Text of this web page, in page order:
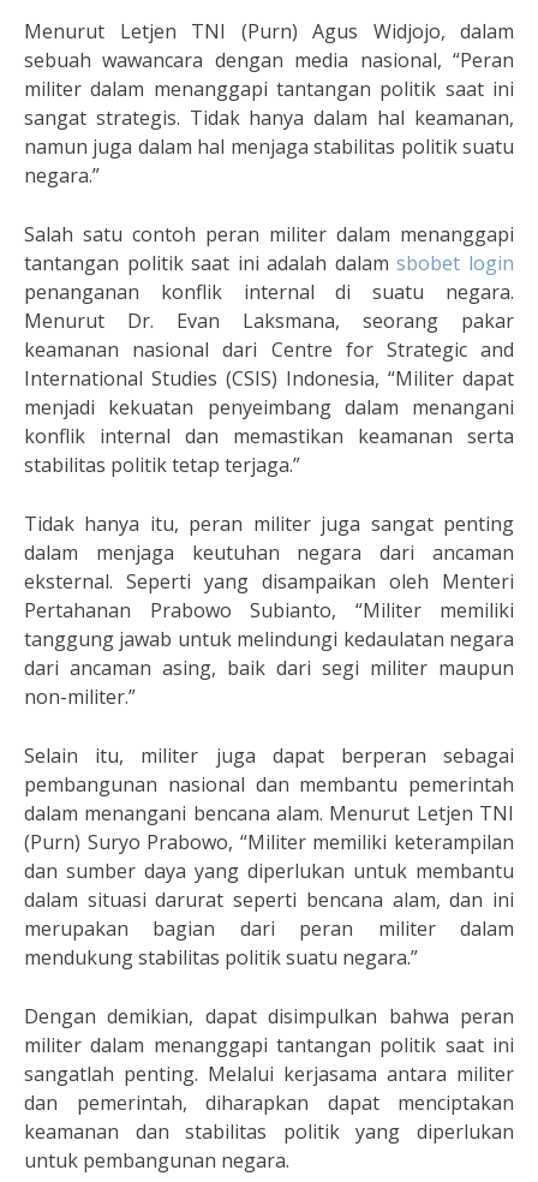
Menurut Letjen TNI (Purn) Agus Widjojo, dalam
sebuah wawancara dengan media nasional, “Peran
militer dalam menanggapi tantangan politik saat ini
sangat strategis. Tidak hanya dalam hal keamanan,
namun juga dalam hal menjaga stabilitas politik suatu
negara.”
Salah satu contoh peran militer dalam menanggapi
tantangan politik saat ini adalah dalamsbobet login
penanganan konflik internal di suatu negara.
Menurut Dr. Evan Laksmana, seorang pakar
keamanan nasional dari Centre for Strategic and
International Studies (CSIS) Indonesia, “Militer dapat
menjadi kekuatan penyeimbang dalam menangani
konflik internal dan memastikan keamanan serta
stabilitas politik tetap terjaga.”
Tidak hanya itu, peran militer juga sangat penting
dalam menjaga keutuhan negara dari ancaman
eksternal. Seperti yang disampaikan oleh Menteri
Pertahanan Prabowo Subianto, “Militer memiliki
tanggung jawab untuk melindungi kedaulatan negara
dari ancaman asing, baik dari segi militer maupun
non-militer.”
Selain itu, militer juga dapat berperan sebagai
pembangunan nasional dan membantu pemerintah
dalam menangani bencana alam. Menurut Letjen TNI
(Purn) Suryo Prabowo, “Militer memiliki keterampilan
dan sumber daya yang diperlukan untuk membantu
dalam situasi darurat seperti bencana alam, dan ini
merupakan bagian dari peran militer dalam
mendukung stabilitas politik suatu negara.”
Dengan demikian, dapat disimpulkan bahwa peran
militer dalam menanggapi tantangan politik saat ini
sangatlah penting. Melalui kerjasama antara militer
dan pemerintah, diharapkan dapat menciptakan
keamanan dan stabilitas politik yang diperlukan
untuk pembangunan negara.